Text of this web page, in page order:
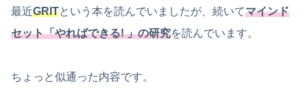
最近GRITという本を読んでいましたが、続いてマインド
セット「やればできる! 」の研究を読んでいます。
ちょっと似通った内容です。